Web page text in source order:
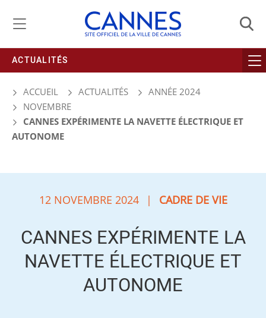
ACTUALITÉS
ACCUEIL ACTUALITÉS
ANNÉE 2024
NOVEMBRE
CANNES EXPÉRIMENTE LA NAVETTE ÉLECTRIQUE ET
AUTONOME
12 NOVEMBRE 2024 | CADRE DE VIE
CANNES EXPÉRIMENTE LA
NAVETTE ÉLECTRIQUE ET
AUTONOME